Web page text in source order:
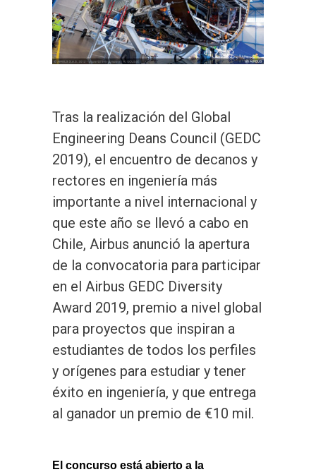
Tras la realización del Global
Engineering Deans Council (GEDC
2019), el encuentro de decanos y
rectores en ingeniería más
importante a nivel internacional y
que este año se llevó a cabo en
Chile, Airbus anunció la apertura
de la convocatoria para participar
en el Airbus GEDC Diversity
Award 2019, premio a nivel global
para proyectos que inspiran a
estudiantes de todos los perfiles
y orígenes para estudiar y tener
éxito en ingeniería, y que entrega
al ganador un premio de €10 mil.
El concurso está abierto a la